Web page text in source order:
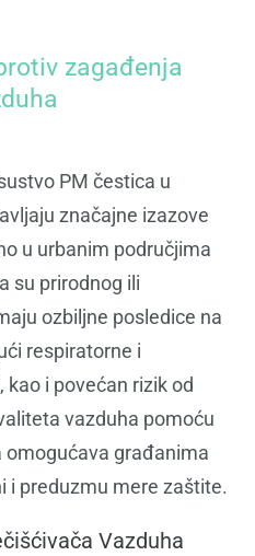
zagađenja
PM čestica u
značajne izazove
u urbanim područjima
su prirodnog ili
ozbiljne posledice na
respiratorne i
i povećan rizik od
vazduha pomoću
omogućava građanima
i preduzmu mere zaštite.
Vazduha